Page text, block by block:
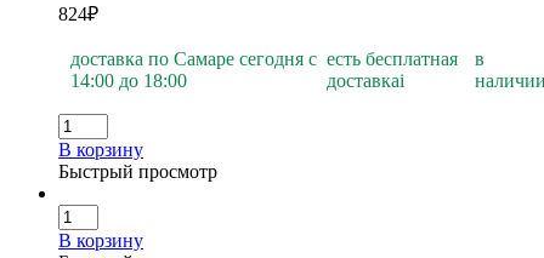
824₽
доставка по Самаре сегодня с
14:00 до 18:00
есть бесплатная
доставкаi
в
В корзину
Быстрый просмотр
В корзину